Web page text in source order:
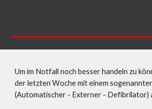
Um im Notfall noch besser handeln zu
der letzten Woche mit einem
(Automatischer - Externer - Defibrilator)